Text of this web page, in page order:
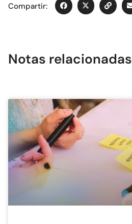
Compartir:
Notas relacionadas